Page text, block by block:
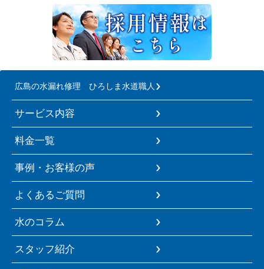
広島の水漏れ修理 ひろしま水道職人
サービス内容
料金一覧
事例・お客様の声
よくあるご質問
水のコラム
スタッフ紹介